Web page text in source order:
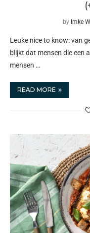
by Imke
Leuke nice to know: van
blijkt dat mensen die een
mensen …
READ MORE